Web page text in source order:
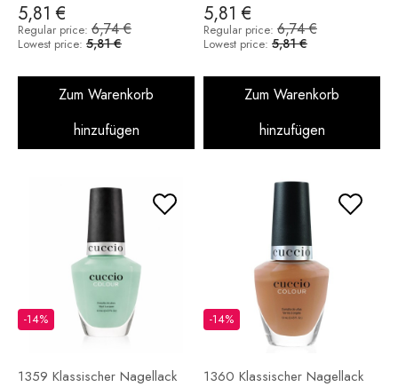
5,81 €
Regular price: 6,74 €
Lowest price: 5,81 €
Zum Warenkorb
hinzufügen
5,81 €
Regular price: 6,74 €
Lowest price: 5,81 €
Zum Warenkorb
hinzufügen
1359 Klassischer Nagellack
-14%
1360 Klassischer Nagellack
-14%